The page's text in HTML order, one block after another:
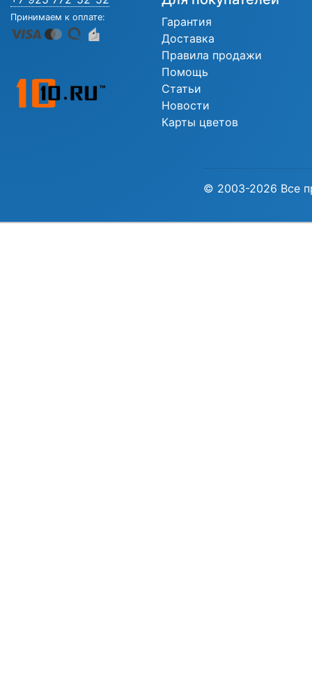
Принимаем к оплате:
Гарантия
Доставка
Правила продажи
Помощь
Статьи
Новости
Карты цветов
© 2003-2026 Все